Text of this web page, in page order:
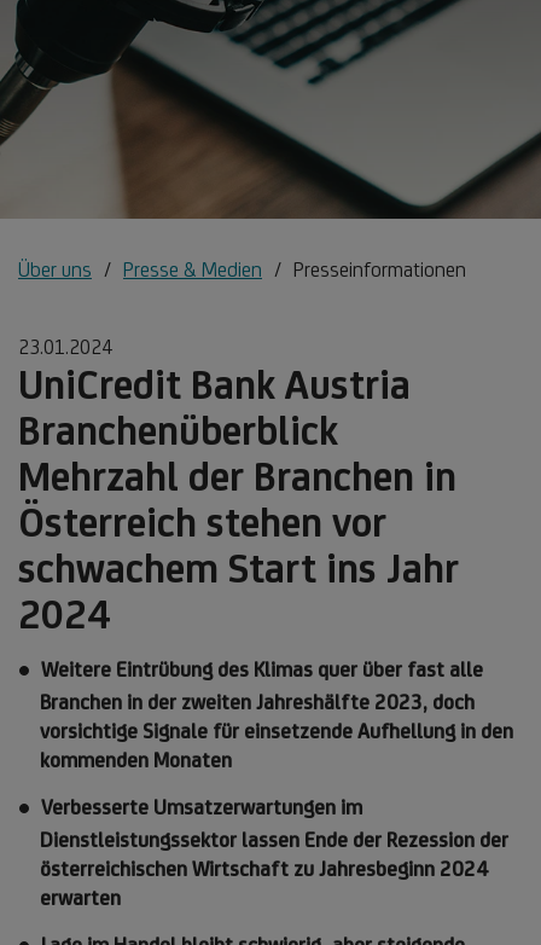
Über uns Presse & Medien Presseinformationen
23.01.2024
UniCredit Bank Austria
Branchenüberblick
Mehrzahl der Branchen in
Österreich stehen vor
schwachem Start ins Jahr
2024
Weitere Eintrübung des Klimas quer über fast alle
Branchen in der zweiten Jahreshälfte 2023, doch
vorsichtige Signale für einsetzende Aufhellung in den
kommenden Monaten
Verbesserte Umsatzerwartungen im
Dienstleistungssektor lassen Ende der Rezession der
österreichischen Wirtschaft zu Jahresbeginn 2024
erwarten